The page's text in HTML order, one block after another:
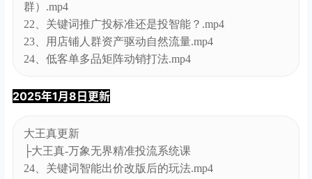
群）.mp4
22、关键词推广投标准还是投智能？.mp4
23、用店铺人群资产驱动自然流量.mp4
24、低客单多品矩阵动销打法.mp4
2025年1月8日更新
大王真更新
├大王真-万象无界精准投流系统课
24、关键词智能出价改版后的玩法.mp4